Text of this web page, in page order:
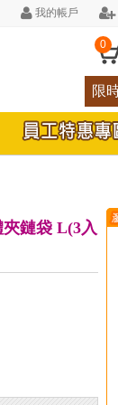
我的帳戶
0
限
夾鏈袋 L(3入